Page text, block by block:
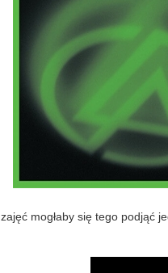
zajęć mogłaby się tego podjąć